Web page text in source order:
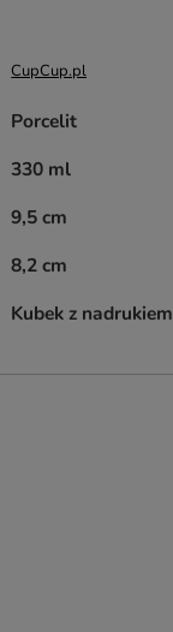
CupCup.pl
Porcelit
330 ml
9,5 cm
8,2 cm
Kubek z nadrukiem